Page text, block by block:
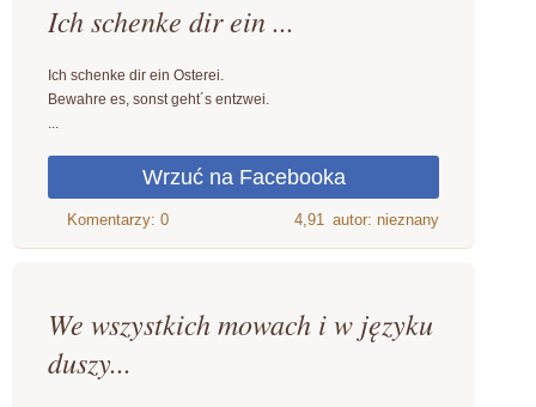
Ich schenke dir ein ...
Ich schenke dir ein Osterei.
Bewahre es, sonst geht´s entzwei.
...
4,91 autor: nieznany
We wszystkich mowach i w języku
duszy...